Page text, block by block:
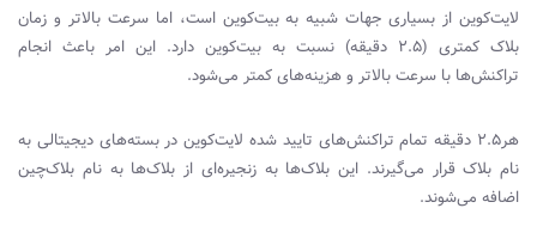
لایت‌کوین از بسیاری جهات شبیه به بیت‌کوین است، اما سرعت بالاتر و زمان
بلاک کمتری (2.5 دقیقه) نسبت به بیت‌کوین دارد. این امر باعث انجام
تراکنش‌ها با سرعت بالاتر و هزینه‌های کمتر می‌شود.
هر2.5 دقیقه تمام تراکنش‌های تایید شده لایت‌کوین در بسته‌های دیجیتالی به
نام بلاک قرار می‌گیرند. این بلاک‌ها به زنجیره‌ای از بلاک‌ها به نام بلاک‌چین
اضافه می‌شوند.